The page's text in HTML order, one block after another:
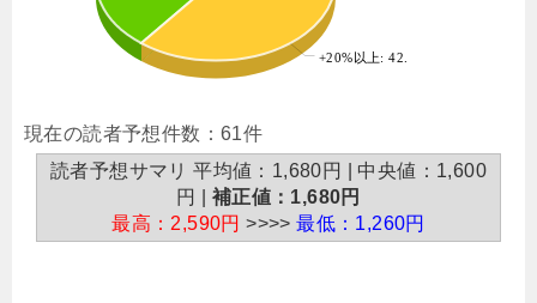
+20%以上: 42.62%
現在の読者予想件数：61件
読者予想サマリ 平均値：1,680円 | 中央値：1,600
円 | 補正値：1,680円
最高：2,590円 >>>>最低：1,260円